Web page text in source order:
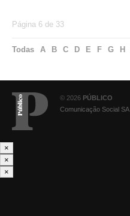
Página 6 de 33
Todas A B C D E F G H
© 2026 PÚBLICO
Comunicação Social SA
×
×
×